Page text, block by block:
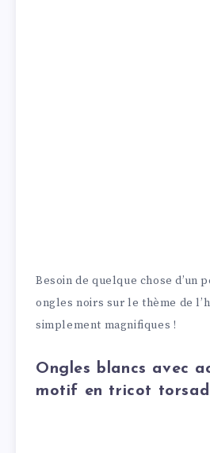
Besoin de quelque chose d’un
ongles noirs sur le thème de
simplement magnifiques !
Ongles blancs avec
motif en tricot